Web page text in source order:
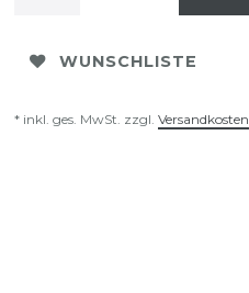
WUNSCHLISTE
* inkl. ges. MwSt. zzgl. Versandkosten